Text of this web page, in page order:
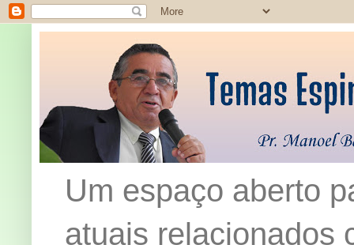
Um espaço aberto
atuais relacionados